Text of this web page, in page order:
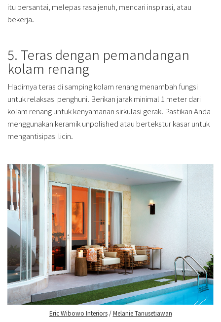
itu bersantai, melepas rasa jenuh, mencari inspirasi, atau
bekerja.
5. Teras dengan pemandangan
kolam renang
Hadirnya teras di samping kolam renang menambah fungsi
untuk relaksasi penghuni. Berikan jarak minimal 1 meter dari
kolam renang untuk kenyamanan sirkulasi gerak. Pastikan Anda
menggunakan keramik unpolished atau bertekstur kasar untuk
mengantisipasi licin.
Eric Wibowo Interiors/Melanie Tanusetiawan